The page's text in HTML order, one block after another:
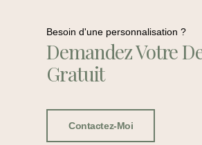
Besoin d'une personnalisation ?
Demandez Votre
Gratuit
Contactez-Moi